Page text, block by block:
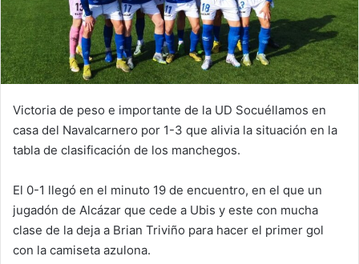
Victoria de peso e importante de la UD Socuéllamos en
casa del Navalcarnero por 1-3 que alivia la situación en la
tabla de clasificación de los manchegos.
El 0-1 llegó en el minuto 19 de encuentro, en el que un
jugadón de Alcázar que cede a Ubis y este con mucha
clase de la deja a Brian Triviño para hacer el primer gol
con la camiseta azulona.